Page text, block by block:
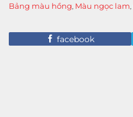
Bảng màu hồng, Màu ngọc lam,
facebook